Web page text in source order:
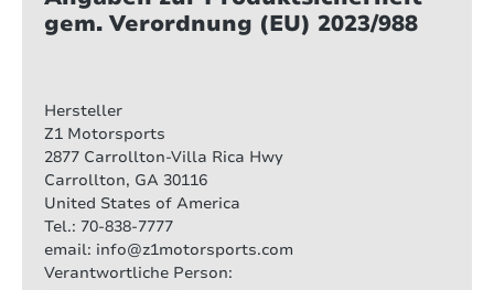
gem. Verordnung (EU) 2023/988
Hersteller
Z1 Motorsports
2877 Carrollton-Villa Rica Hwy
Carrollton, GA 30116
United States of America
Tel.: 70-838-7777
email: info@z1motorsports.com
Verantwortliche Person: